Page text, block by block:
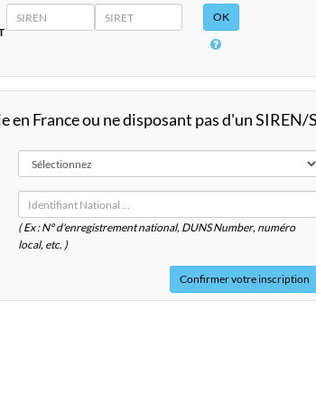
SIREN
SIRET
en France ou ne disposant pas d'un SIREN/
( Ex : N° d'enregistrement national, DUNSNumber, numéro
local, etc. )